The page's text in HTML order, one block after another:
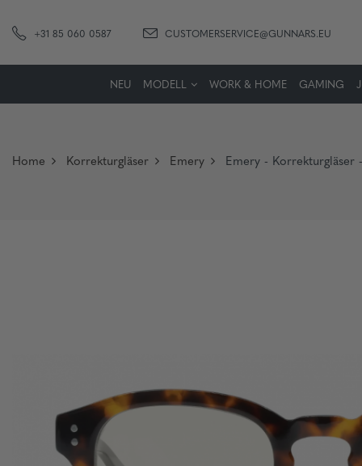
+31 85 060 0587 CUSTOMERSERVICE@GUNNARS.EU
NEU MODELL WORK & HOME GAMING
Home Korrekturgläser Emery Emery -